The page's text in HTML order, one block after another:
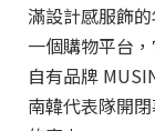
滿設計感服飾
一個購物平台
自有品牌
南韓代表隊開